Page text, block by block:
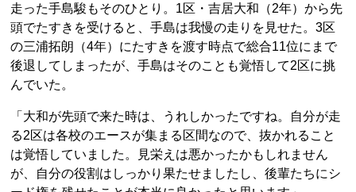
走った手島駿もそのひとり。1区・吉居大和（2年）から先
頭でたすきを受けると、手島は我慢の走りを見せた。3区
の三浦拓朗（4年）にたすきを渡す時点で総合11位にまで
後退してしまったが、手島はそのことも覚悟して2区に挑
んでいた。
「大和が先頭で来た時は、うれしかったですね。自分が走
る2区は各校のエースが集まる区間なので、抜かれること
は覚悟していました。見栄えは悪かったかもしれません
が、自分の役割はしっかり果たせましたし、後輩たちにシ